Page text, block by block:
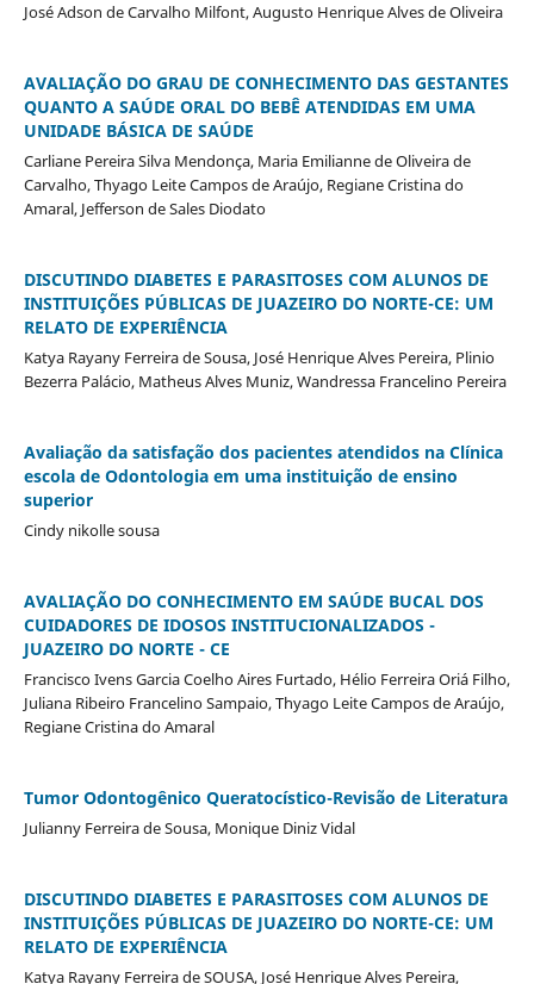
José Adson de Carvalho Milfont, Augusto Henrique Alves de Oliveira
AVALIAÇÃO DO GRAU DE CONHECIMENTO DAS GESTANTES
QUANTO A SAÚDE ORAL DO BEBÊ ATENDIDAS EM UMA
UNIDADE BÁSICA DE SAÚDE
Carliane Pereira Silva Mendonça, Maria Emilianne de Oliveira de
Carvalho, Thyago Leite Campos de Araújo, Regiane Cristina do
Amaral, Jefferson de Sales Diodato
DISCUTINDO DIABETES E PARASITOSES COM ALUNOS DE
INSTITUIÇÕES PÚBLICAS DE JUAZEIRO DO NORTE-CE: UM
RELATO DE EXPERIÊNCIA
Katya Rayany Ferreira de Sousa, José Henrique Alves Pereira, Plinio
Bezerra Palácio, Matheus Alves Muniz, Wandressa Francelino Pereira
Avaliação da satisfação dos pacientes atendidos na Clínica
escola de Odontologia em uma instituição de ensino
superior
Cindy nikolle sousa
AVALIAÇÃO DO CONHECIMENTO EM SAÚDE BUCAL DOS
CUIDADORES DE IDOSOS INSTITUCIONALIZADOS -
JUAZEIRO DO NORTE - CE
Francisco Ivens Garcia Coelho Aires Furtado, Hélio Ferreira Oriá Filho,
Juliana Ribeiro Francelino Sampaio, Thyago Leite Campos de Araújo,
Regiane Cristina do Amaral
Tumor Odontogênico Queratocístico-Revisão de Literatura
Julianny Ferreira de Sousa, Monique Diniz Vidal
DISCUTINDO DIABETES E PARASITOSES COM ALUNOS DE
INSTITUIÇÕES PÚBLICAS DE JUAZEIRO DO NORTE-CE: UM
RELATO DE EXPERIÊNCIA
Katya Rayany Ferreira de SOUSA, José Henrique Alves Pereira,